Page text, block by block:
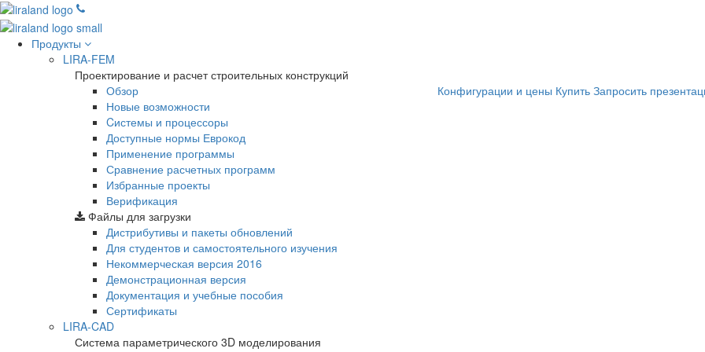
Продукты
LIRA-FEM
Проектирование и расчет строительных конструкций
Обзор
Новые возможности
Cистемы и процессоры
Доступные нормы Еврокод
Применение программы
Сравнение расчетных программ
Избранные проекты
Верификация
Конфигурации и цены Купить Запросить
Файлы для загрузки
Дистрибутивы и пакеты обновлений
Для студентов и самостоятельного изучения
Некоммерческая версия 2016
Демонстрационная версия
Документация и учебные пособия
Сертификаты
LIRA-CAD
Система параметрического 3D моделирования